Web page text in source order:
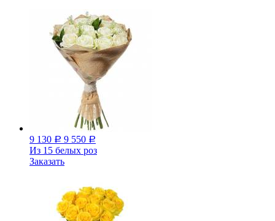
9 130 Р 9 550 Р
Из 15 белых роз
Заказать